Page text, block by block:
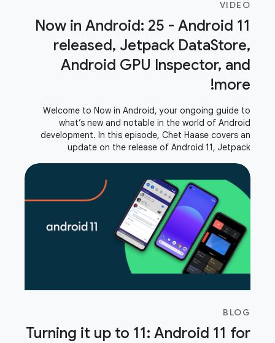
VIDEO
Now in Android: 25 - Android 11
released, Jetpack DataStore,
Android GPU Inspector, and
more!
Welcome to Now in Android, your ongoing guide to
what’s new and notable in the world of Android
development. In this episode, Chet Haase covers an
update on the release of Android 11, Jetpack
and
BLOG
Turning it up to 11: Android 11 for